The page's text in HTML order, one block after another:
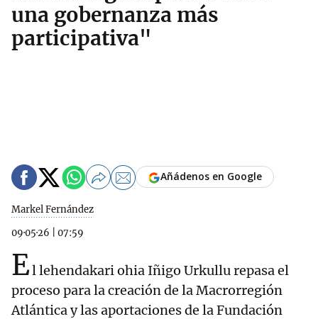
una gobernanza más
participativa"
Markel Fernández
09·05·26
07:59
Añádenos en Google
El lehendakari ohia Iñigo Urkullu repasa el
proceso para la creación de la Macrorregión
Atlántica y las aportaciones de la Fundación